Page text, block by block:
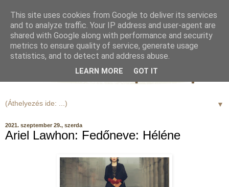
▼
2021. szeptember 29., szerda
Ariel Lawhon: Fedőneve: Héléne
This site uses cookies from Google to deliver its services
and to analyze traffic. Your IP address and user-agent are
shared with Google along with performance and security
metrics to ensure quality of service, generate usage
statistics, and to detect and address abuse.
LEARN MORE GOT IT